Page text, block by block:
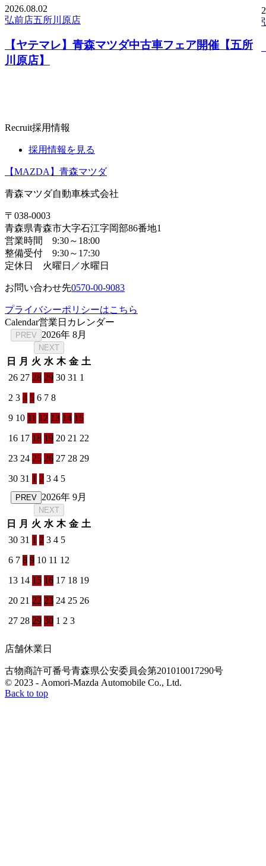
2026.08.02
弘前店五所川原店
【ヤテマレ】青森マツダ中古車フェア開催【五所
川原店】
Recruit採用情報
採用情報を見る
【MAZDA】青森マツダ
青森マツダ自動車株式会社
〒038-0003
青森県青森市大字石江字岡部86番地1
営業時間 9:30～18:00
整備受付 9:30～17:30
定休日 火曜日／水曜日
お問い合わせ先0570-00-9083
プライバシーポリシーはこちら
Calendar営業日カレンダー
PREV 2026年 8月
NEXT
日 月 火 水 木 金 土
26 27 28 29 30 31 1
2 3 4 5 6 7 8
9 10 11 12 13 14 15
16 17 18 19 20 21 22
23 24 25 26 27 28 29
30 31 1 2 3 4 5
PREV 2026年 9月
NEXT
日 月 火 水 木 金 土
30 31 1 2 3 4 5
6 7 8 9 10 11 12
13 14 15 16 17 18 19
20 21 22 23 24 25 26
27 28 29 30 1 2 3
店舗休業日
古物商許可番号青森県公安委員会第201010017290号
© 2023 - Aomori-Mazda Automobile Co., Ltd.
Back to top